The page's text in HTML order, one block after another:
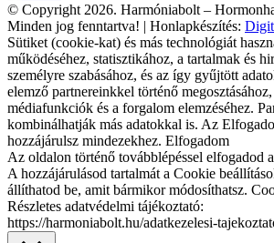
© Copyright 2026. Harmóniabolt –
Minden jog fenntartva! | Honlapkészítés:
Sütiket (cookie-kat) és más technológiát
működéséhez, statisztikához, a tartalmak és
személyre szabásához, és az így gyűjtött
elemző partnereinkkel történő
médiafunkciók és a forgalom elemzéséhez.
kombinálhatják más adatokkal is. Az
hozzájárulsz mindezekhez. Elfogadom
Az oldalon történő továbblépéssel elfogadod
A hozzájárulásod tartalmát a Cookie
állíthatod be, amit bármikor módosíthatsz.
Részletes adatvédelmi tájékoztató:
https://harmoniabolt.hu/adatkezelesi-